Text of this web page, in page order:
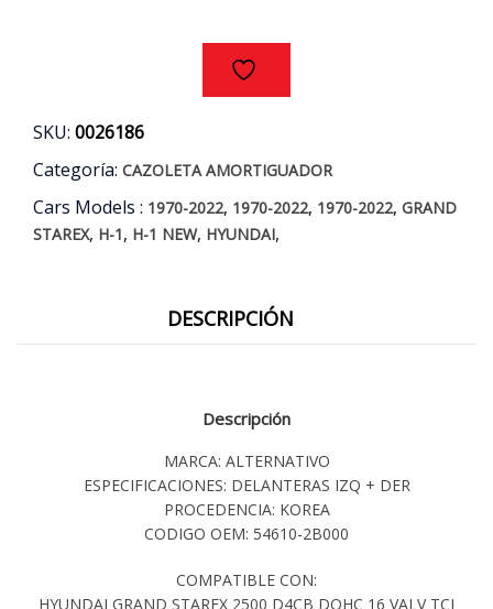
AÑOS
08/19
cantidad
SKU: 0026186
Categoría: CAZOLETA AMORTIGUADOR
Cars Models : 1970-2022, 1970-2022, 1970-2022, GRAND
STAREX, H-1, H-1 NEW, HYUNDAI,
DESCRIPCIÓN
Descripción
MARCA: ALTERNATIVO
ESPECIFICACIONES: DELANTERAS IZQ + DER
PROCEDENCIA: KOREA
CODIGO OEM: 54610-2B000
COMPATIBLE CON:
HYUNDAI GRAND STAREX 2500 D4CB DOHC 16 VALV TCI